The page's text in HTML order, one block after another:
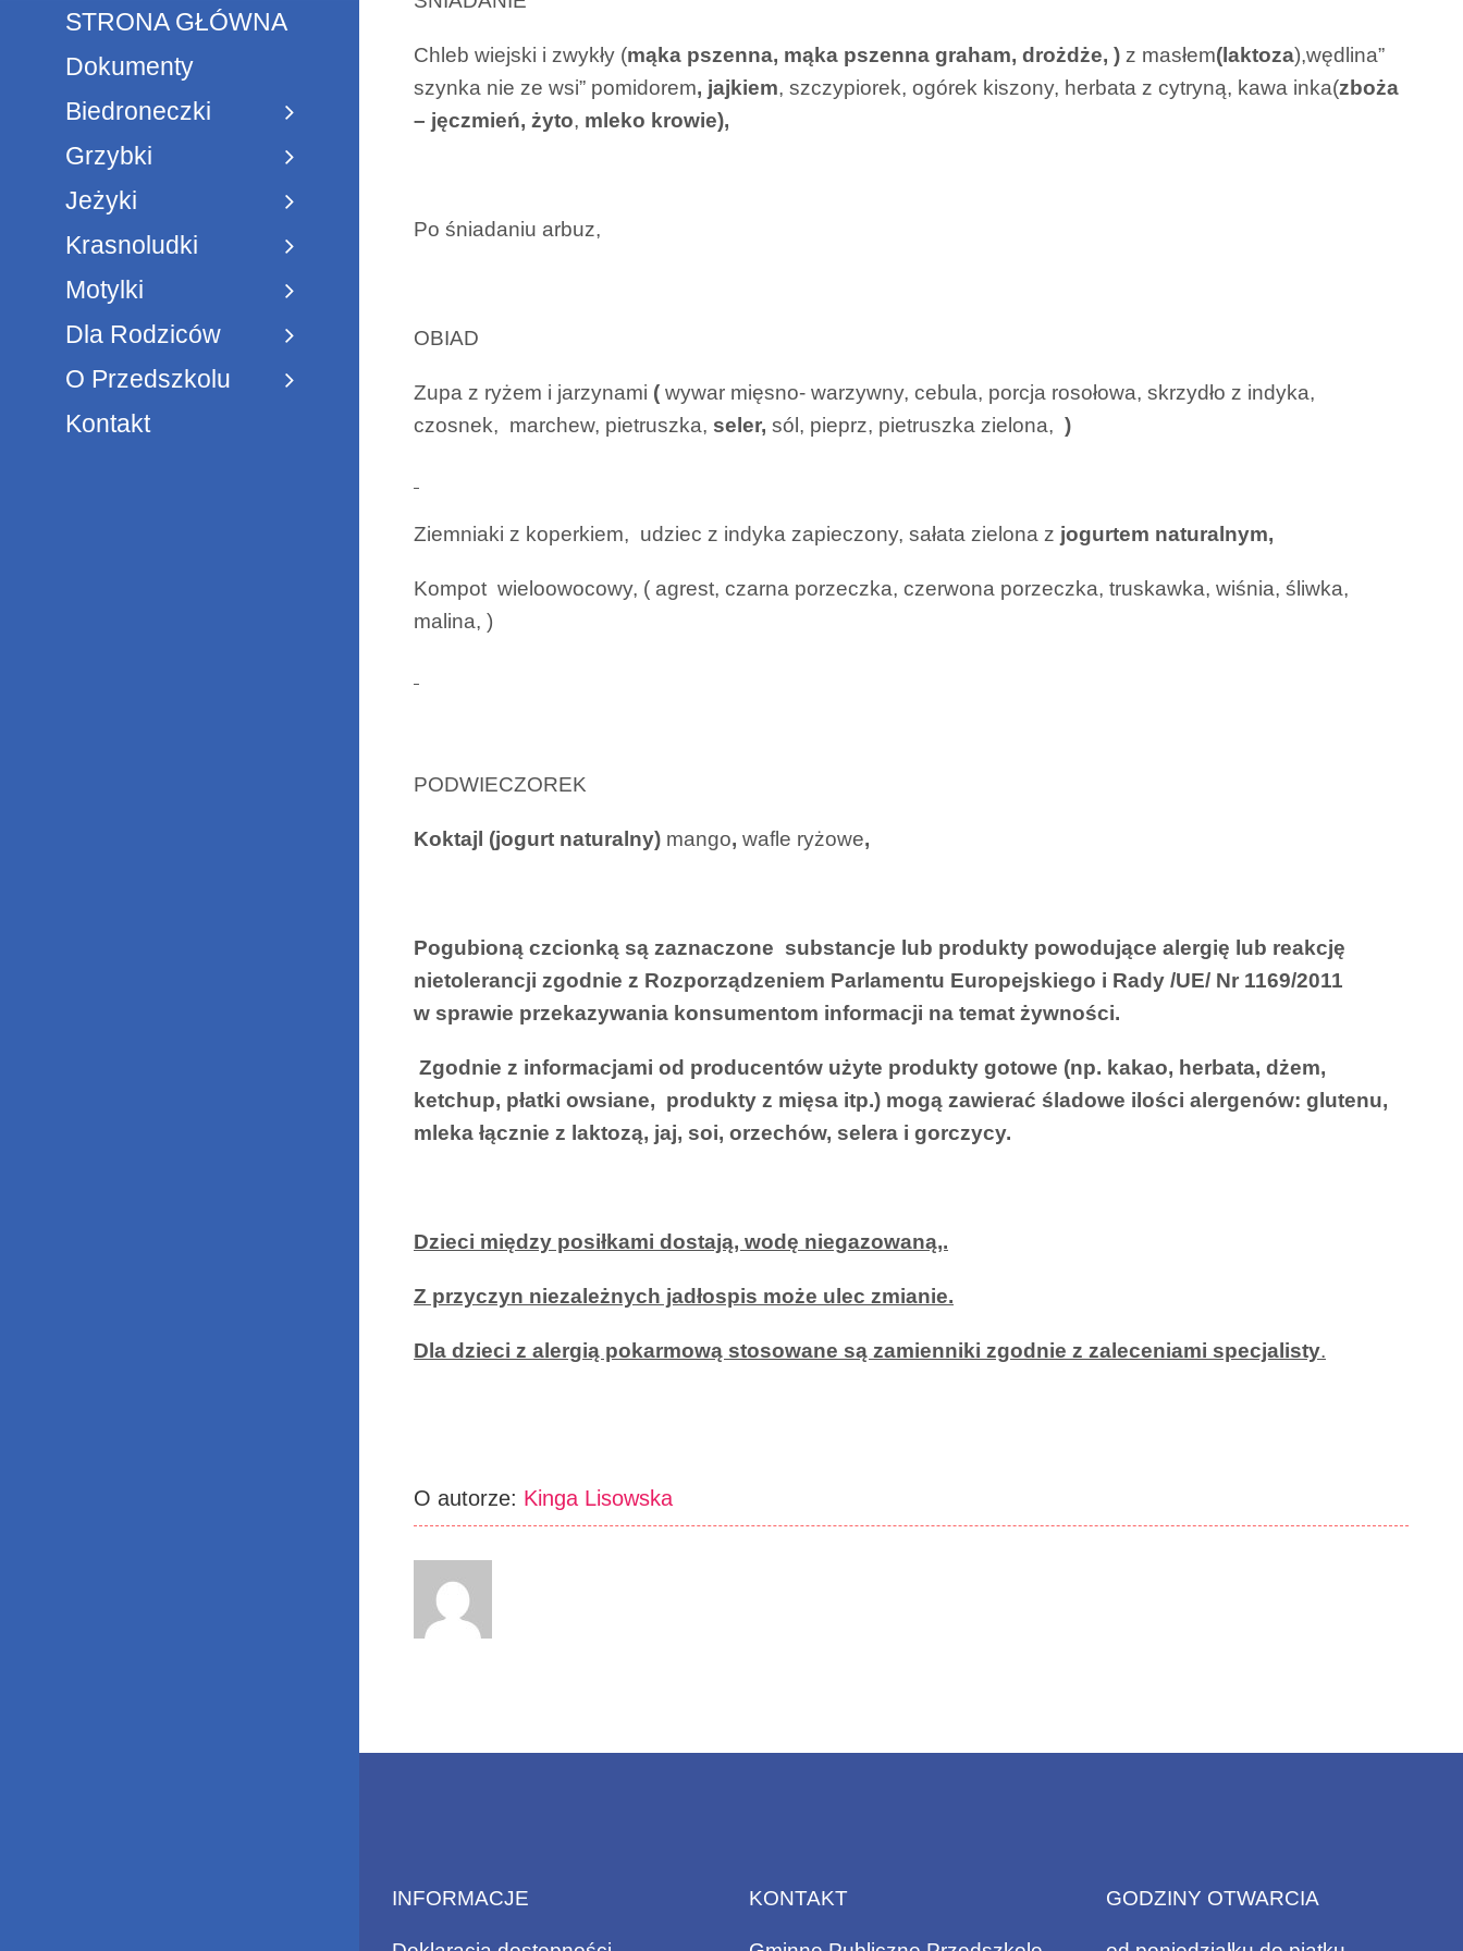
STRONA GŁÓWNA
Dokumenty
Biedroneczki
Grzybki
Jeżyki
Krasnoludki
Motylki
Dla Rodziców
O Przedszkolu
Kontakt
Chleb wiejski i zwykły (mąka pszenna, mąka pszenna graham, drożdże, ) z masłem(laktoza),wędlina”
szynka nie ze wsi” pomidorem, jajkiem, szczypiorek, ogórek kiszony, herbata z cytryną, kawa inka(zboża
– jęczmień, żyto, mleko krowie),
Po śniadaniu arbuz,
OBIAD
Zupa z ryżem i jarzynami ( wywar mięsno- warzywny, cebula, porcja rosołowa, skrzydło z indyka,
czosnek, marchew, pietruszka, seler, sól, pieprz, pietruszka zielona, )
Ziemniaki z koperkiem, udziec z indyka zapieczony, sałata zielona z jogurtem naturalnym,
Kompot wieloowocowy, ( agrest, czarna porzeczka, czerwona porzeczka, truskawka, wiśnia, śliwka,
malina, )
PODWIECZOREK
Koktajl (jogurt naturalny) mango, wafle ryżowe,
Pogubioną czcionką są zaznaczone substancje lub produkty powodujące alergię lub reakcję
nietolerancji zgodnie z Rozporządzeniem Parlamentu Europejskiego i Rady /UE/ Nr 1169/2011
w sprawie przekazywania konsumentom informacji na temat żywności.
Zgodnie z informacjami od producentów użyte produkty gotowe (np. kakao, herbata, dżem,
ketchup, płatki owsiane, produkty z mięsa itp.) mogą zawierać śladowe ilości alergenów: glutenu,
mleka łącznie z laktozą, jaj, soi, orzechów, selera i gorczycy.
Dzieci między posiłkami dostają, wodę niegazowaną,.
Z przyczyn niezależnych jadłospis może ulec zmianie.
Dla dzieci z alergią pokarmową stosowane są zamienniki zgodnie z zaleceniami specjalisty.
O autorze: Kinga Lisowska
INFORMACJE KONTAKT GODZINY OTWARCIA